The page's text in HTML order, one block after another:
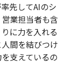
先してAIのシ
業担当者も含
に力を入れる
間を結びつけ
支えているの